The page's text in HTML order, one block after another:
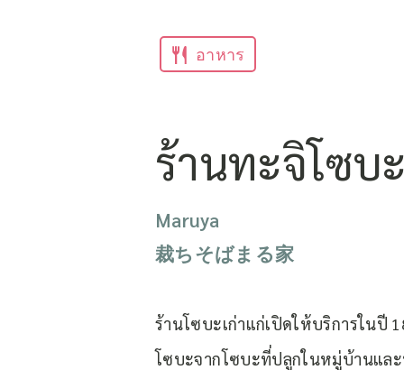
อาหาร
ร้านทะจิโซบ
Maruya
裁ちそばまる家
ร้านโซบะเก่าแก่เปิดให้บริการในปี
โซบะจากโซบะที่ปลูกในหมู่บ้านแล